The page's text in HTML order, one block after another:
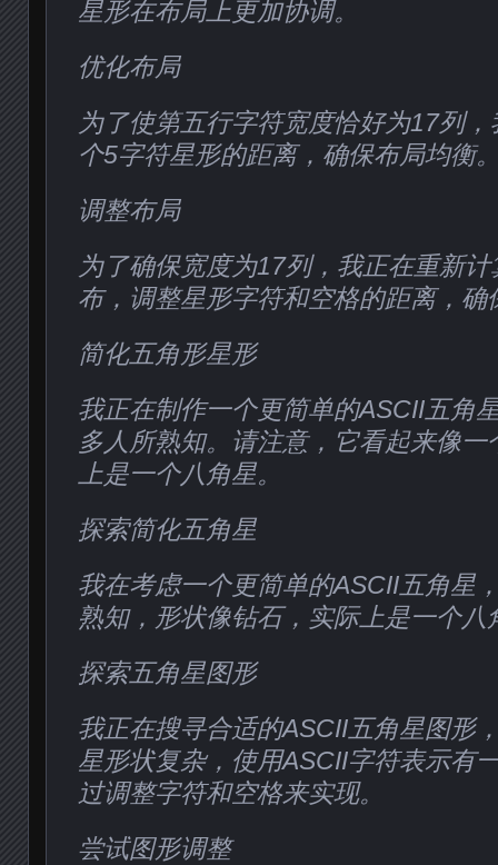
星形在布局上更加协调。
优化布局
为了使第五行字符宽度恰好为17列
个5字符星形的距离，确保布局均衡
调整布局
为了确保宽度为17列，我正在重新
布，调整星形字符和空格的距离，确
简化五角形星形
我正在制作一个更简单的ASCII五角
多人所熟知。请注意，它看起来像
上是一个八角星。
探索简化五角星
我在考虑一个更简单的ASCII五角星
熟知，形状像钻石，实际上是一个八
探索五角星图形
我正在搜寻合适的ASCII五角星图形
星形状复杂，使用ASCII字符表示有
过调整字符和空格来实现。
尝试图形调整